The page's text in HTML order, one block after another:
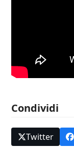
Condividi
Twitter